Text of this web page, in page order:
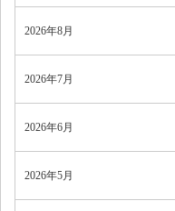
2026年8月
2026年7月
2026年6月
2026年5月